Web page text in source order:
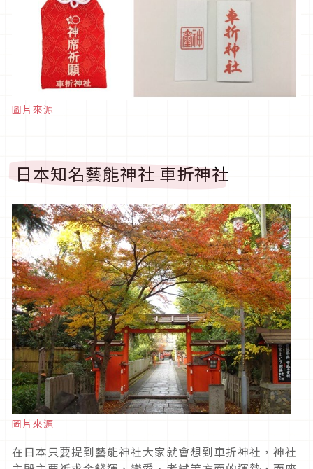
圖片來源
日本知名藝能神社 車折神社
圖片來源
在日本只要提到藝能神社大家就會想到車折神社，神社